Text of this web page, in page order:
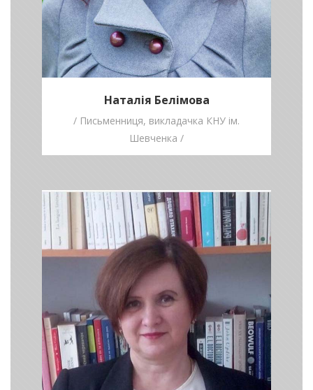
Наталія Белімова
/ Письменниця, викладачка КНУ ім.
Шевченка /
Марія
Шимчишин
/ Професорка,
докторка
філологічних наук /
Ділися своїм творчим досвідом - змінюй
світ на краще!